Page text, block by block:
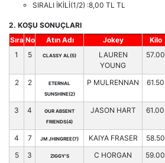
SIRALI İKİLİ(1/2) :8,00 TL TL
2. KOŞU SONUÇLARI
Sıra No Atın Adı Jokey Kilo
1
5 CLASSY AL(5)
LAUREN
YOUNG
57.00
2 2
ETERNAL
SUNSHINE(2)
P MULRENNAN 61.50
3 4
OUR ABSENT
FRIENDS(4)
JASON HART 61.00
4 7 JM JHINGREE(7) KAIYA FRASER 58.50
5 3
ZIGGY'S
C HORGAN 59.00